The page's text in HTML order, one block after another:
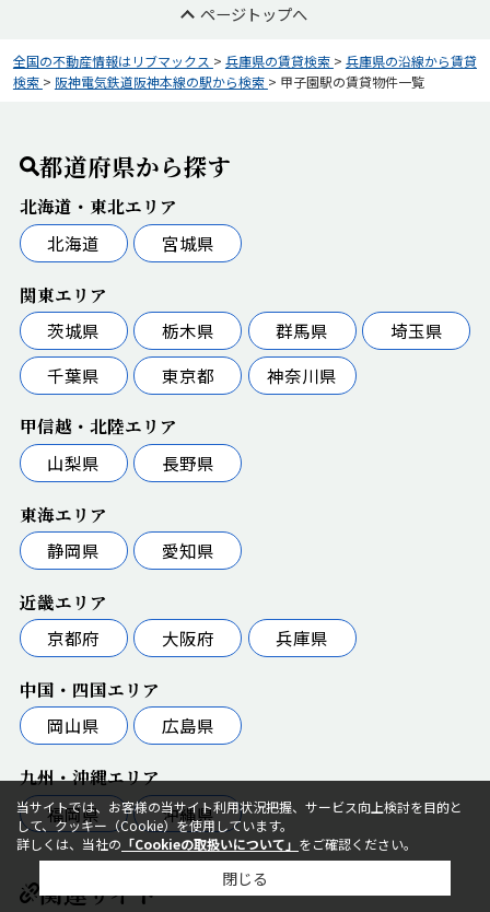
ページトップへ
全国の不動産情報はリブマックス > 兵庫県の賃貸検索 > 兵庫県の沿線から賃貸
検索 > 阪神電気鉄道阪神本線の駅から検索 > 甲子園駅の賃貸物件一覧
都道府県から探す
北海道・東北エリア
北海道
宮城県
関東エリア
茨城県
栃木県 群馬県
埼玉県
千葉県
東京都 神奈川県
甲信越・北陸エリア
山梨県
長野県
東海エリア
静岡県
愛知県
近畿エリア
京都府
大阪府 兵庫県
中国・四国エリア
岡山県
広島県
九州・沖縄エリア
福岡県
沖縄県
関連サイト
当サイトでは、お客様の当サイト利用状況把握、サービス向上検討を目的と
して、クッキー（Cookie）を使用しています。
詳しくは、当社の 「Cookieの取扱いについて」 をご確認ください。
閉じる